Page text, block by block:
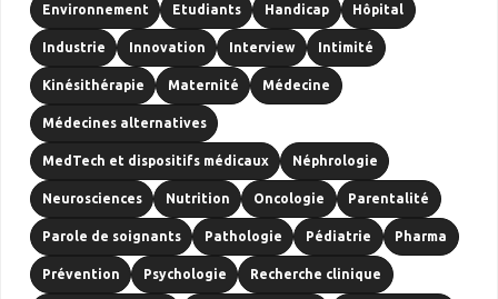
Environnement Etudiants Handicap Hôpital
Industrie Innovation Interview Intimité
Kinésithérapie Maternité Médecine
Médecines alternatives
MedTech et dispositifs médicaux Néphrologie
Neurosciences Nutrition Oncologie Parentalité
Parole de soignants Pathologie Pédiatrie Pharma
Prévention Psychologie Recherche clinique